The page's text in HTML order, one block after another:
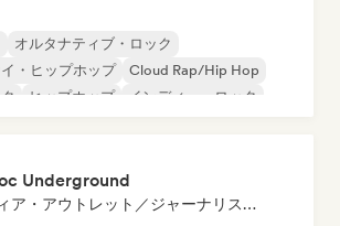
オルタナティブ・ロック
・ヒップホップ
Cloud Rap/Hip Hop
ヒップホップ
インディー・ロック
Underground
メディア・アウトレット／ジャーナリスト, プレイリスト・キュレーター